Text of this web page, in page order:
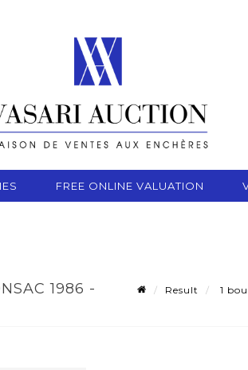
FREE ONLINE VALUATION
1986 -
Result
1